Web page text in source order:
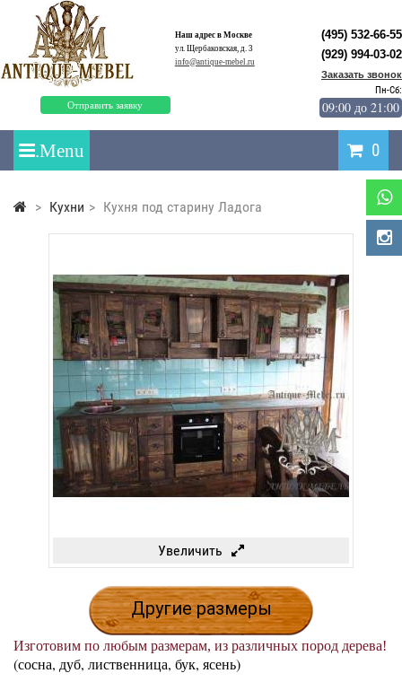
Наш адрес в Москве
ул. Щербаковская, д. 3
info@antique-mebel.ru
Отправить заявку
(495) 532-66-55
(929) 994-03-02
Заказать звонок
Пн-Сб:
09:00 до 21:00
0
> Кухни > Кухня под старину Ладога
Увеличить
Другие размеры
Изготовим по любым размерам, из различных пород дерева!
(сосна, дуб, лиственница, бук, ясень)